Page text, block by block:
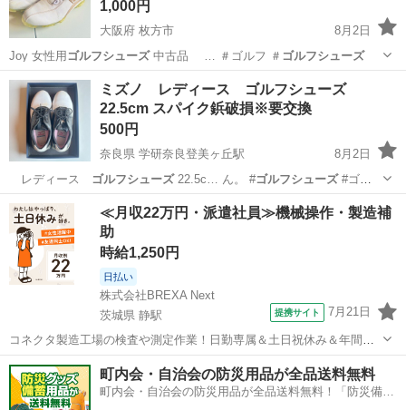
1,000円
大阪府 枚方市
8月2日
Joy 女性用 ゴルフシューズ 中古品 … ＃ゴルフ ＃ ゴルフシューズ
大阪 枚方市 ゴルフ ゴルフシューズ
ミズノ レディース ゴルフシューズ
22.5cm スパイク鋲破損※要交換
500円
奈良県 学研奈良登美ヶ丘駅
8月2日
レディース
ゴルフシューズ 22.5c… ん。 #ゴルフシューズ#ゴル
フ … #ゴルフシューズレディース …
奈良 奈良市 学研奈良登美ヶ丘駅 ゴルフ
ゴルフシューズ
≪月収22万円・派遣社員≫機械操作・製造補
助
時給1,250円
日払い
株式会社BREXA Next
茨城県 静駅
提携サイト 7月21日
コネクタ製造工場の検査や測定作業！日勤専属＆土日祝休み＆年間休
日128日★クリーンルーム内作業★マイカー通勤OK＆無料駐車場あり
★就業先食堂利用可！日払い制度あり！《茨城県常陸大宮市》 人気の
工場のお仕事 ◇コネクタ製造工...
茨城 常陸大宮市 静駅 その他
町内会・自治会の防災用品が全品送料無料
町内会・自治会の防災用品が全品送料無料！「防災備蓄